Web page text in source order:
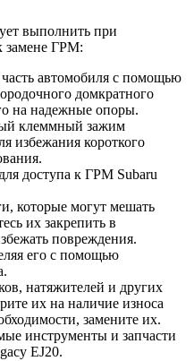
выполнить при
замене ГРМ:
автомобиля с помощью
домкратного
на надежные опоры.
клеммный зажим
избежания короткого
доступа к ГРМ Subaru
которые могут мешать
их закрепить в
повреждения.
его с помощью
натяжителей и других
их на наличие износа
замените их.
инструменты и запчасти
EJ20.